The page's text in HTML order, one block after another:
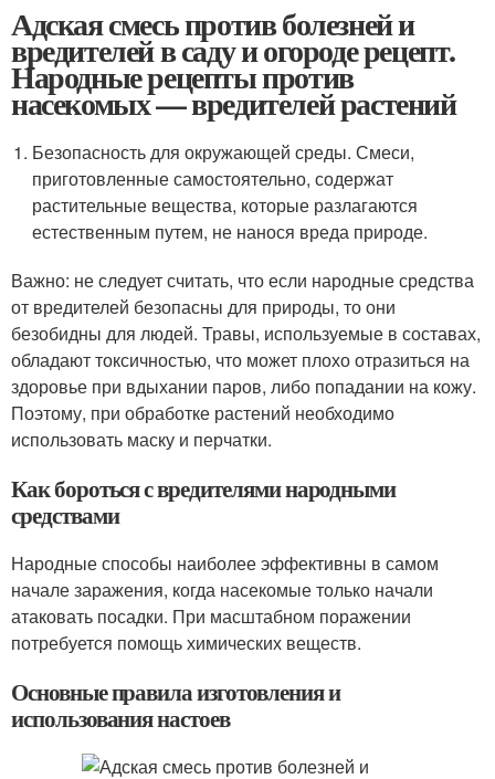
Адская смесь против болезней и
вредителей в саду и огороде рецепт.
Народные рецепты против
насекомых — вредителей растений
Безопасность для окружающей среды. Смеси,
приготовленные самостоятельно, содержат
растительные вещества, которые разлагаются
естественным путем, не нанося вреда природе.
Важно: не следует считать, что если народные средства
от вредителей безопасны для природы, то они
безобидны для людей. Травы, используемые в составах,
обладают токсичностью, что может плохо отразиться на
здоровье при вдыхании паров, либо попадании на кожу.
Поэтому, при обработке растений необходимо
использовать маску и перчатки.
Как бороться с вредителями народными
средствами
Народные способы наиболее эффективны в самом
начале заражения, когда насекомые только начали
атаковать посадки. При масштабном поражении
потребуется помощь химических веществ.
Основные правила изготовления и
использования настоев